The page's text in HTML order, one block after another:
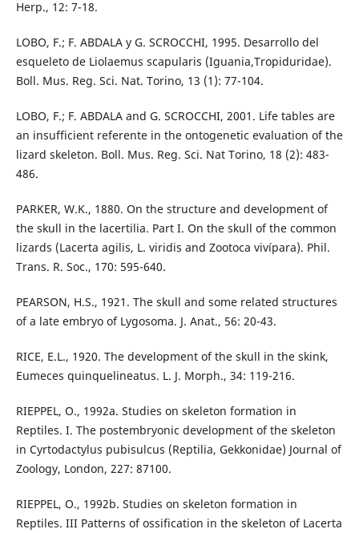
Herp., 12: 7-18.
LOBO, F.; F. ABDALA y G. SCROCCHI, 1995. Desarrollo del
esqueleto de Liolaemus scapularis (Iguania,Tropiduridae).
Boll. Mus. Reg. Sci. Nat. Torino, 13 (1): 77-104.
LOBO, F.; F. ABDALA and G. SCROCCHI, 2001. Life tables are
an insufficient referente in the ontogenetic evaluation of the
lizard skeleton. Boll. Mus. Reg. Sci. Nat Torino, 18 (2): 483-
486.
PARKER, W.K., 1880. On the structure and development of
the skull in the lacertilia. Part I. On the skull of the common
lizards (Lacerta agilis, L. viridis and Zootoca vivípara). Phil.
Trans. R. Soc., 170: 595-640.
PEARSON, H.S., 1921. The skull and some related structures
of a late embryo of Lygosoma. J. Anat., 56: 20-43.
RICE, E.L., 1920. The development of the skull in the skink,
Eumeces quinquelineatus. L. J. Morph., 34: 119-216.
RIEPPEL, O., 1992a. Studies on skeleton formation in
Reptiles. I. The postembryonic development of the skeleton
in Cyrtodactylus pubisulcus (Reptilia, Gekkonidae) Journal of
Zoology, London, 227: 87100.
RIEPPEL, O., 1992b. Studies on skeleton formation in
Reptiles. III Patterns of ossification in the skeleton of Lacerta